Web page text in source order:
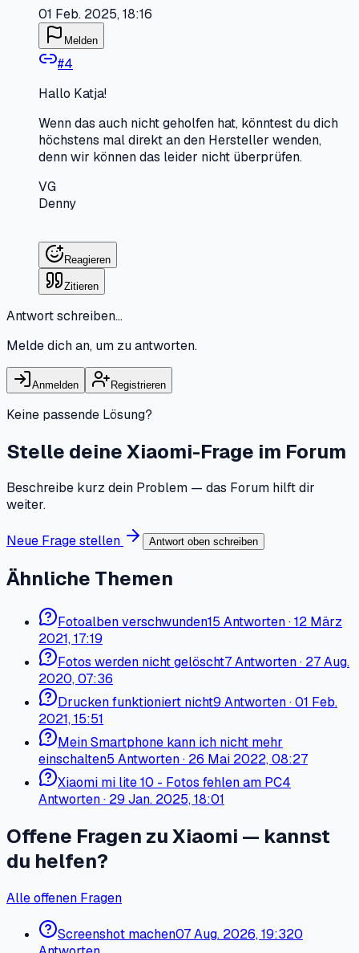
01 Feb. 2025, 18:16
Melden
#4
Hallo Katja!
Wenn das auch nicht geholfen hat, könntest du dich
höchstens mal direkt an den Hersteller wenden,
denn wir können das leider nicht überprüfen.
VG
Denny
Reagieren
Zitieren
Antwort schreiben…
Melde dich an, um zu antworten.
Anmelden Registrieren
Keine passende Lösung?
Stelle deine Xiaomi-Frage im Forum
Beschreibe kurz dein Problem — das Forum hilft dir
weiter.
Neue Frage stellen Antwort oben schreiben
Ähnliche Themen
Fotoalben verschwunden15 Antworten·12 März
2021, 17:19
Fotos werden nicht gelöscht7Antworten· 27 Aug.
2020, 07:36
Drucken funktioniert nicht9 Antworten·01 Feb.
2021, 15:51
Mein Smartphone kann ich nicht mehr
einschalten5 Antworten· 26 Mai 2022, 08:27
Xiaomi mi lite 10 - Fotos fehlen am PC4
Antworten· 29 Jan. 2025, 18:01
Offene Fragen zu Xiaomi — kannst
du helfen?
Alle offenen Fragen
Screenshot machen07 Aug. 2026, 19:320